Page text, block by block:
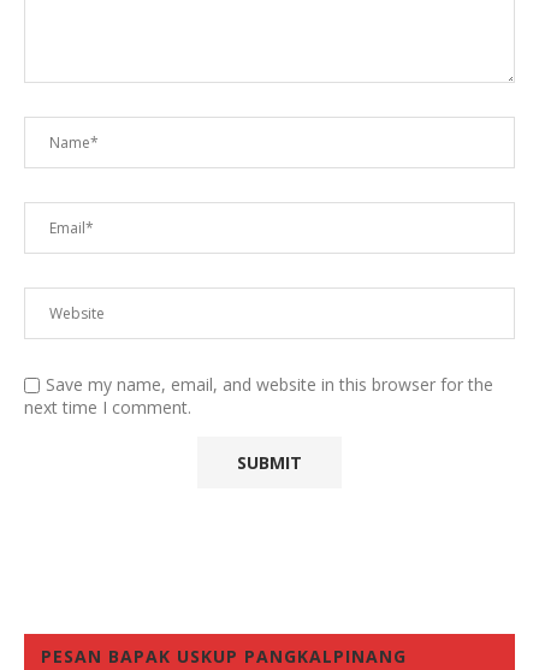
Save my name, email, and website in this browser for the
next time I comment.
PESAN BAPAK USKUP PANGKALPINANG